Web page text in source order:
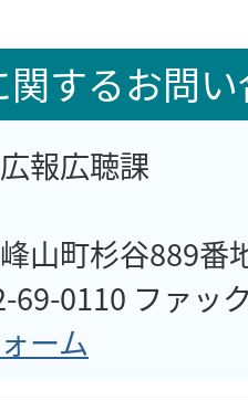
関するお問
報広聴課
山町杉谷889番
69-0110 ファッ
ーム